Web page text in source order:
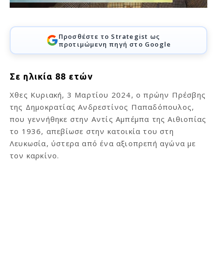
Προσθέστε το Strategist ως
προτιμώμενη πηγή στο Google
Σε ηλικία 88 ετών
Χθες Κυριακή, 3 Μαρτίου 2024, ο πρώην Πρέσβης
της Δημοκρατίας Ανδρεστίνος Παπαδόπουλος,
που γεννήθηκε στην Αντίς Αμπέμπα της Αιθιοπίας
το 1936, απεβίωσε στην κατοικία του στη
Λευκωσία, ύστερα από ένα αξιοπρεπή αγώνα με
τον καρκίνο.